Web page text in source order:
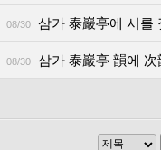
08/30 삼가 泰巖亭에 시를
08/30 삼가 泰巖亭 韻에 次